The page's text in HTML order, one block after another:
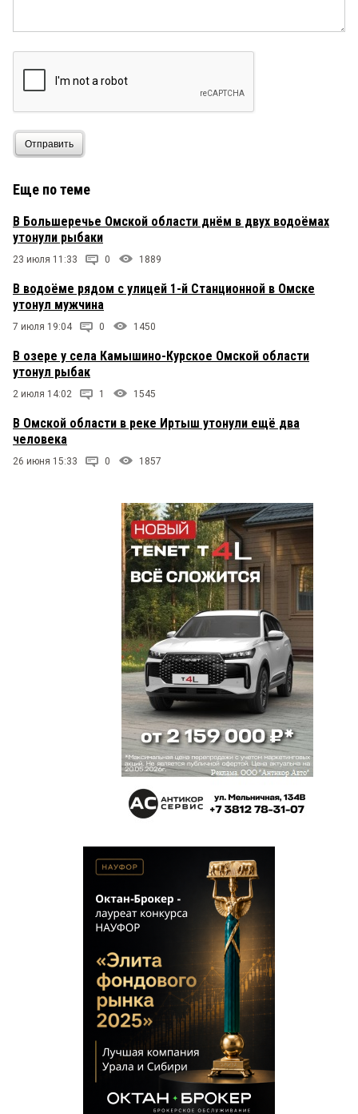
Отправить
Еще по теме
В Большеречье Омской области днём в двух водоёмах
утонули рыбаки
23 июля 11:33 0 1889
В водоёме рядом с улицей 1-й Станционной в Омске
утонул мужчина
7 июля 19:04 0 1450
В озере у села Камышино-Курское Омской области
утонул рыбак
2 июля 14:02 1 1545
В Омской области в реке Иртыш утонули ещё два
человека
26 июня 15:33 0 1857